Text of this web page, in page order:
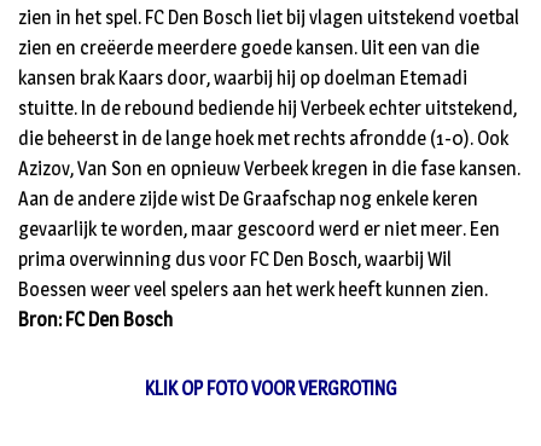
zien in het spel. FC Den Bosch liet bij vlagen uitstekend voetbal
zien en creëerde meerdere goede kansen. Uit een van die
kansen brak Kaars door, waarbij hij op doelman Etemadi
stuitte. In de rebound bediende hij Verbeek echter uitstekend,
die beheerst in de lange hoek met rechts afrondde (1-0). Ook
Azizov, Van Son en opnieuw Verbeek kregen in die fase kansen.
Aan de andere zijde wist De Graafschap nog enkele keren
gevaarlijk te worden, maar gescoord werd er niet meer. Een
prima overwinning dus voor FC Den Bosch, waarbij Wil
Boessen weer veel spelers aan het werk heeft kunnen zien.
Bron: FC Den Bosch
KLIK OP FOTO VOOR VERGROTING